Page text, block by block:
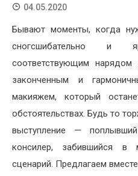
04.05.2020
Бывают моменты, когда
сногсшибательно и
соответствующим
законченным и
макияжем, который
обстоятельствах. Будь то
выступление —
консилер, забившийся
сценарий. Предлагаем